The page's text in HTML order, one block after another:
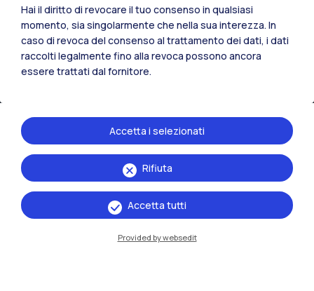
IT
Hai il diritto di revocare il tuo consenso in qualsiasi
momento, sia singolarmente che nella sua interezza. In
caso di revoca del consenso al trattamento dei dati, i dati
raccolti legalmente fino alla revoca possono ancora
essere trattati dal fornitore.
Rifiuta
Accetta i selezionati
Accetta tutti
Provided by websedit